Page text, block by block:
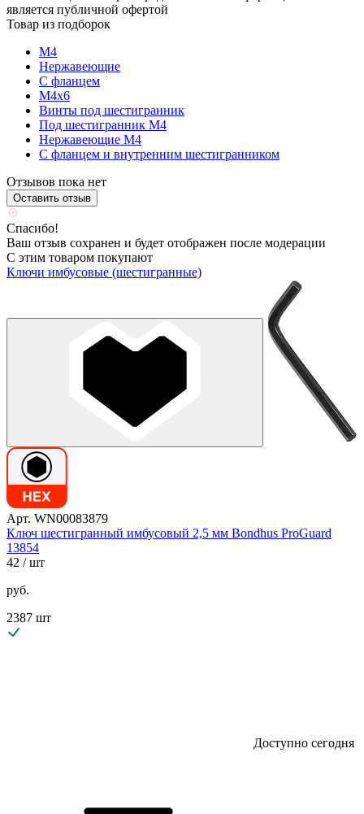
является публичной офертой
Товар из подборок
М4
Нержавеющие
С фланцем
М4х6
Винты под шестигранник
Под шестигранник М4
Нержавеющие М4
C фланцем и внутренним шестигранником
Отзывов пока нет
Оставить отзыв
Спасибо!
Ваш отзыв сохранен и будет отображен после модерации
С этим товаром покупают
Ключи имбусовые (шестигранные)
Арт. WN00083879
Ключ шестигранный имбусовый 2,5 мм Bondhus ProGuard
13854
42 / шт
руб.
2387 шт
Доступно сегодня